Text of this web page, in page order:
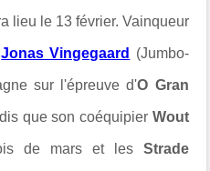
lieu le 13 février. Vainqueur
Jonas Vingegaard (Jumbo-
sur l'épreuve d'O Gran
que son coéquipier Wout
de mars et les Strade